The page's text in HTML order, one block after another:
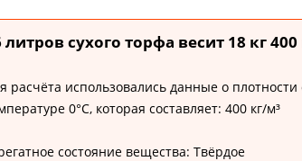
литров сухого торфа весит 18 кг 400
расчёта использовались данные о
0°C, которая составляет: 400 кг/м³
состояние вещества: Твёрдое